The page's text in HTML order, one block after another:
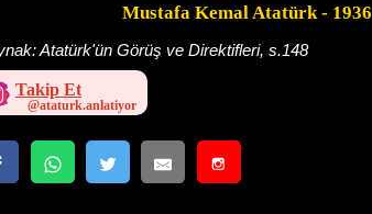
Mustafa Kemal Atatürk- 1936
Atatürk'ün Görüş ve Direktifleri, s.148
Takip Et